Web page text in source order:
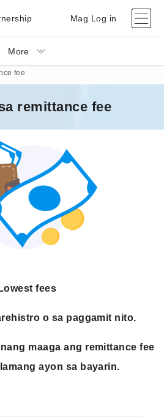
Mag Log in
More
fee
remittance fee
Lowest fees
o sa paggamit nito.
maaga ang remittance fee
ayon sa bayarin.